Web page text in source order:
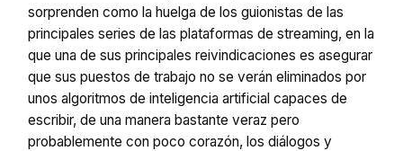
sorprenden como la huelga de los guionistas de las
principales series de las plataformas de streaming, en la
que una de sus principales reivindicaciones es asegurar
que sus puestos de trabajo no se verán eliminados por
unos algoritmos de inteligencia artificial capaces de
escribir, de una manera bastante veraz pero
probablemente con poco corazón, los diálogos y